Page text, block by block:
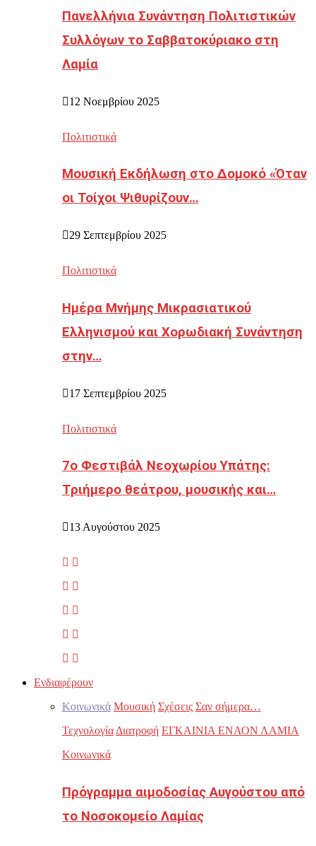
Πανελλήνια Συνάντηση Πολιτιστικών
Συλλόγων το Σαββατοκύριακο στη
Λαμία
12 Νοεμβρίου 2025
Πολιτιστικά
Μουσική Εκδήλωση στο Δομοκό «Όταν
οι Τοίχοι Ψιθυρίζουν…
29 Σεπτεμβρίου 2025
Πολιτιστικά
Ημέρα Μνήμης Μικρασιατικού
Ελληνισμού και Χορωδιακή Συνάντηση
στην…
17 Σεπτεμβρίου 2025
Πολιτιστικά
7ο Φεστιβάλ Νεοχωρίου Υπάτης:
Τριήμερο θεάτρου, μουσικής και…
13 Αυγούστου 2025
Ενδιαφέρουν
Κοινωνικά Μουσική Σχέσεις Σαν σήμερα…
Τεχνολογία Διατροφή ΕΓΚΑΙΝΙΑ ΕΝΑΟΝ ΛΑΜΙΑ
Κοινωνικά
Πρόγραμμα αιμοδοσίας Αυγούστου από
το Νοσοκομείο Λαμίας